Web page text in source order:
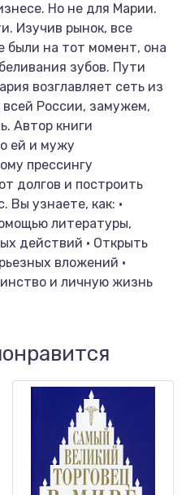
Но не для Марии.
Изучив рынок, все
были на тот момент, она
зубов. Пути
возглавляет сеть из
всей России, замужем,
Автор книги
ей и мужу
прессингу
долгов и построить
Вы узнаете, как: •
литературы,
действий • Открыть
вложений •
и личную жизнь